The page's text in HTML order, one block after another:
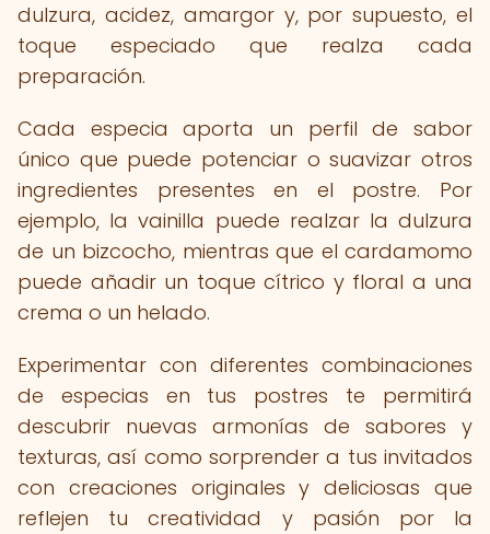
dulzura, acidez, amargor y, por supuesto, el
toque especiado que realza cada
preparación.
Cada especia aporta un perfil de sabor
único que puede potenciar o suavizar otros
ingredientes presentes en el postre. Por
ejemplo, la vainilla puede realzar la dulzura
de un bizcocho, mientras que el cardamomo
puede añadir un toque cítrico y floral a una
crema o un helado.
Experimentar con diferentes combinaciones
de especias en tus postres te permitirá
descubrir nuevas armonías de sabores y
texturas, así como sorprender a tus invitados
con creaciones originales y deliciosas que
reflejen tu creatividad y pasión por la